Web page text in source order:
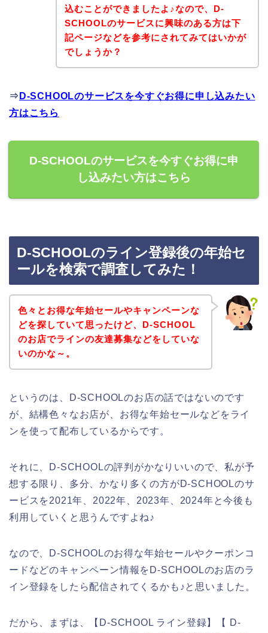
込むことができましたよ♪なので、D-
SCHOOLのサービスに興味のある方は下
記ページなどを参考にされてみてはいかが
でしょうか？
⇒ D-SCHOOLのサービスを今すぐお得に申し込みたい
方はこちら
D-SCHOOLのサービスを今すぐお得に申
し込みたい方はこちら
D-SCHOOLのライン登録後の年始セ
ールを検索で調査してみた！
色々とお得な年始セールやキャンペーンな
どを探していて思ったけど、D-SCHOOL
のお店でラインの友達募集などをしていな
いのかな～。
というのは、D-SCHOOLのお店の話ではないのです
が、結構色々なお店が、お得な年始セールなどをライ
ンを使って配布しているからです。
それに、D-SCHOOLの評判がかなりいいので、私が予
想する限り、多分、かなり多くの方がD-SCHOOLのサ
ービスを2021年、2022年、2023年、2024年と今後も
利用していくと思うんですよね♪
なので、D-SCHOOLのお得な年始セールやクーポンコ
ードなどのキャンペーン情報をD-SCHOOLのお店のラ
イン登録をしたら配信されてくるかも♪と思いました。
だから、まずは、【D-SCHOOL ライン登録】【 D-